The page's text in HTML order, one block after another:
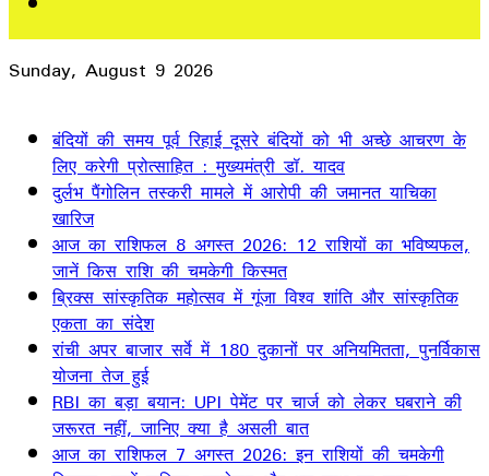
Sunday, August 9 2026
बंदियों की समय पूर्व रिहाई दूसरे बंदियों को भी अच्छे आचरण के
लिए करेगी प्रोत्साहित : मुख्यमंत्री डॉ. यादव
दुर्लभ पैंगोलिन तस्करी मामले में आरोपी की जमानत याचिका
खारिज
आज का राशिफल 8 अगस्त 2026: 12 राशियों का भविष्यफल,
जानें किस राशि की चमकेगी किस्मत
ब्रिक्स सांस्कृतिक महोत्सव में गूंजा विश्व शांति और सांस्कृतिक
एकता का संदेश
रांची अपर बाजार सर्वे में 180 दुकानों पर अनियमितता, पुनर्विकास
योजना तेज हुई
RBI का बड़ा बयान: UPI पेमेंट पर चार्ज को लेकर घबराने की
जरूरत नहीं, जानिए क्या है असली बात
आज का राशिफल 7 अगस्त 2026: इन राशियों की चमकेगी